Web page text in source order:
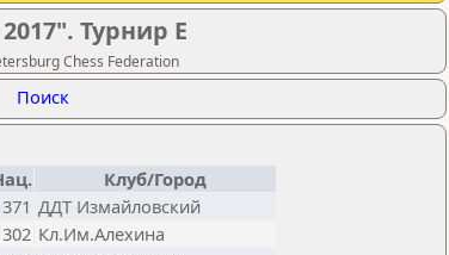
Турнир Е
Chess Federation
Поиск
Клуб/Город
ДДТ Измайловский
Кл.Им.Алехина